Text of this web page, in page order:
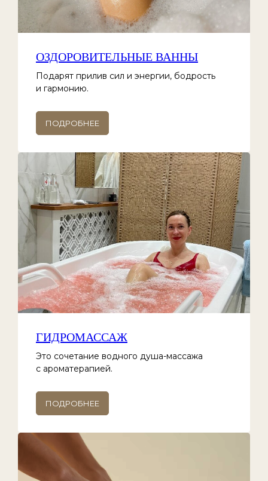
ОЗДОРОВИТЕЛЬНЫЕ ВАННЫ
Подарят прилив сил и энергии, бодрость
и гармонию.
ПОДРОБНЕЕ
ГИДРОМАССАЖ
Это сочетание водного душа-массажа
с ароматерапией.
ПОДРОБНЕЕ